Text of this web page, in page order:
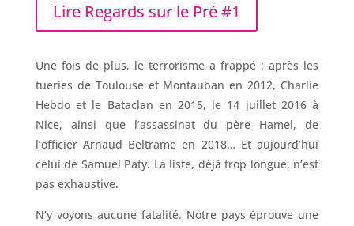
Lire Regards sur le Pré #1
Une fois de plus, le terrorisme a frappé : après les
tueries de Toulouse et Montauban en 2012, Charlie
Hebdo et le Bataclan en 2015, le 14 juillet 2016 à
Nice, ainsi que
l’assassinat du père Hamel, de
l’officier Arnaud Beltrame en 2018… Et aujourd’hui
celui de Samuel Paty. La liste, déjà trop longue, n’est
pas exhaustive.
N’y voyons aucune fatalité. Notre pays éprouve une